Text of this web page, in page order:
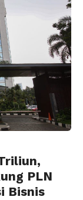
PLN
Bisnis